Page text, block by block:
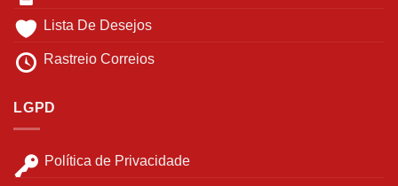
Lista De Desejos
Rastreio Correios
LGPD
Política de Privacidade